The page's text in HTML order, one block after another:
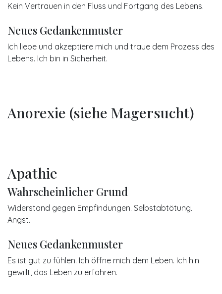
Kein Vertrauen in den Fluss und Fortgang des Lebens.
Neues Gedankenmuster
Ich liebe und akzeptiere mich und traue dem Prozess des
Lebens. Ich bin in Sicherheit.
Anorexie (siehe Magersucht)
Apathie
Wahrscheinlicher Grund
Widerstand gegen Empfindungen. Selbstabtötung.
Angst.
Neues Gedankenmuster
Es ist gut zu fühlen. Ich öffne mich dem Leben. Ich hin
gewillt, das Leben zu erfahren.